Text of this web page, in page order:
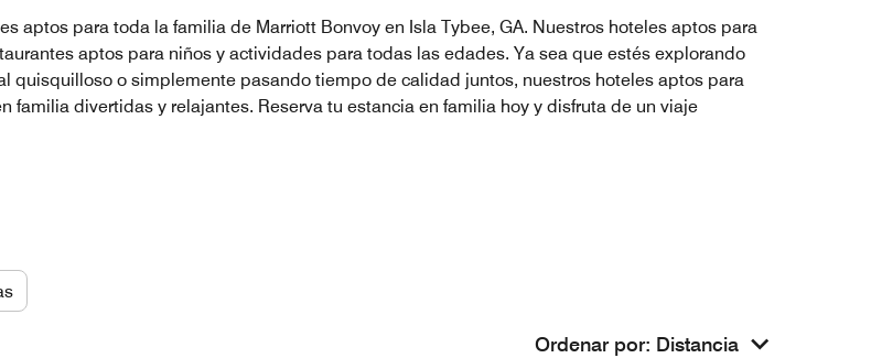
aptos para toda la familia de Marriott Bonvoy en Isla Tybee, GA. Nuestros hoteles aptos para
aptos para niños y actividades para todas las edades. Ya sea que estés explorando
quisquilloso o simplemente pasando tiempo de calidad juntos, nuestros hoteles aptos para
familia divertidas y relajantes. Reserva tu estancia en familia hoy y disfruta de un viaje
Ordenar por: Distancia